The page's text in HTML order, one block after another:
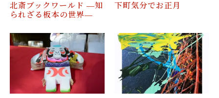
北斎ブックワールド ―知
られざる板本の世界―
下町気分でお正月